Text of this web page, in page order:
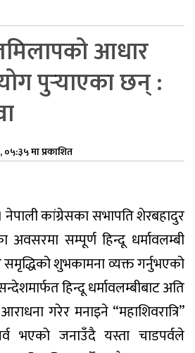
आधार
पुर्‍याएका छन् :
मा प्रकाशित
कांग्रेसका सभापति शेरबहादुर
अवसरमा सम्पूर्ण हिन्दू धर्मावलम्बी
समृद्धिको शुभकामना व्यक्त गर्नुभएको
हिन्दू धर्मावलम्बीबाट अति
गरेर मनाइने “महाशिवरात्रि”
भएको जनाउँदै यस्ता चाडपर्वले